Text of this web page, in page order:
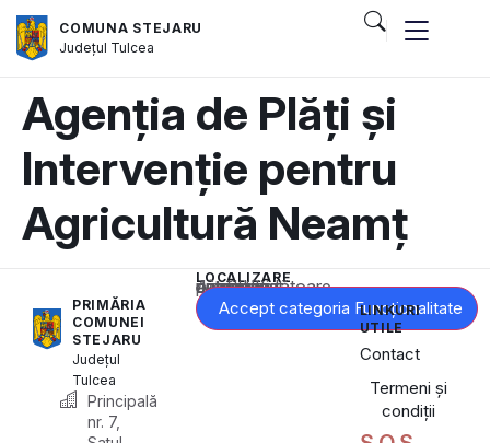
COMUNA STEJARU
Județul Tulcea
Agenția de Plăți și
Intervenție pentru
Agricultură Neamț
PRIMĂRIA
COMUNEI
STEJARU
Județul
Tulcea
Principală
nr. 7,
LOCALIZARE
Acest conținut este blocat până când acceptați categoria corespunzătoare de cookie-uri.
Accept categoria Funcționalitate
LINKURI
UTILE
Contact
Termeni și
condiții